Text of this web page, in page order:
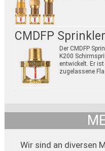
CMDFP Sprinkler
Der CMDFP
K200
entwickelt. Er
zugelassene
Wir sind an diversen